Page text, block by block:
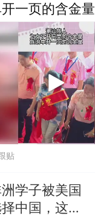
一页的含金量
贴
学子被美国
中国，这是